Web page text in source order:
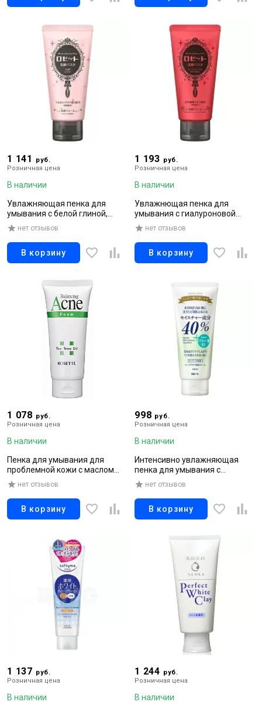
1 141
руб.
Розничная цена
В наличии
Увлажняющая пенка для
умывания с белой глиной,
коллагеном и гиалуроновой
кислотой, 120 гр
нет отзывов
В корзину
1 193 руб.
Розничная цена
В наличии
Увлажнющая пенка для
умывания с гиалуроновой
кислотой и скваленом с
эффектом лифтинга, 120 гр
нет отзывов
В корзину
1 078 руб.
Розничная цена
В наличии
Пенка для умывания для
проблемной кожи с маслом
чайного дерева от акне, 120 гр
нет отзывов
В корзину
998 руб.
Розничная цена
В наличии
Интенсивно увлажняющая
пенка для умывания с
гиалуроновой кислотой,
придает упругость, 168 гр
нет отзывов
В корзину
1 137 руб.
Розничная цена
В наличии
1 244 руб.
Розничная цена
В наличии